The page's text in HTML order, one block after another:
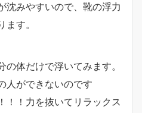
沈みやすいので、靴の浮力
す。
体だけで浮いてみます。
人ができないのです
！！力を抜いてリラックス